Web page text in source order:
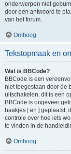
onderwerpen niet
door een antwoord te
van het forum.
Omhoog
Tekstopmaak en
Wat is BBCode?
BBCode is een
niet toegestaan door de
uitschakelen, dit is een
BBCode is ongeveer
haakjes [ en ] geplaatst,
controle over hoe iets
te vinden in de
Omhoog